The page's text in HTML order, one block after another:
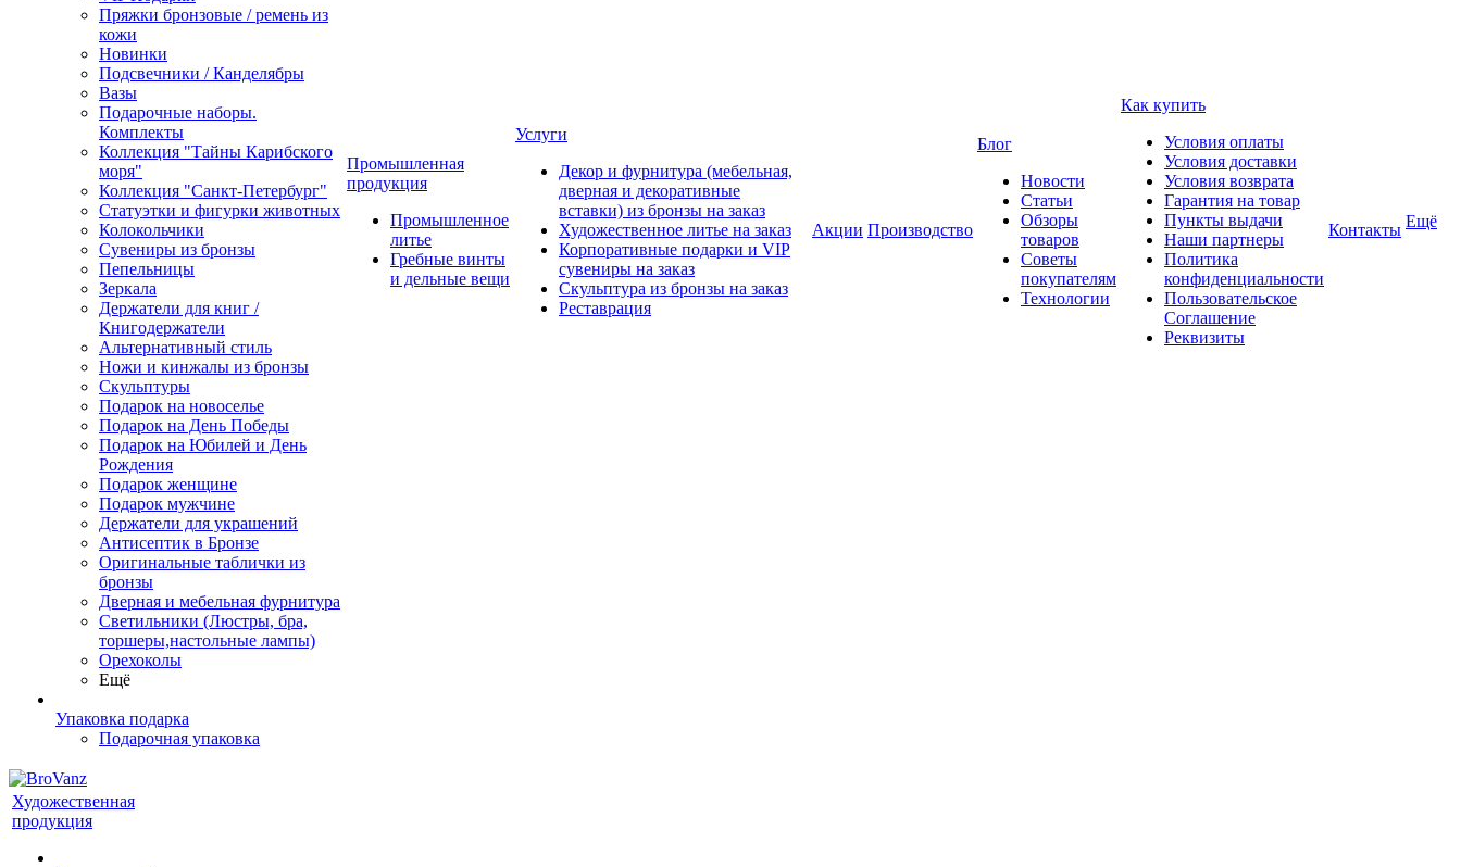
Пряжки бронзовые / ремень из
кожи
Новинки
Подсвечники / Канделябры
Вазы
Подарочные наборы.
Комплекты
Коллекция "Тайны Карибского
моря"
Коллекция "Санкт-Петербург"
Статуэтки и фигурки животных
Колокольчики
Сувениры из бронзы
Пепельницы
Зеркала
Держатели для книг /
Книгодержатели
Альтернативный стиль
Ножи и кинжалы из бронзы
Скульптуры
Подарок на новоселье
Подарок на День Победы
Подарок на Юбилей и День
Рождения
Подарок женщине
Подарок мужчине
Держатели для украшений
Антисептик в Бронзе
Оригинальные таблички из
бронзы
Дверная и мебельная фурнитура
Светильники (Люстры, бра,
торшеры,настольные лампы)
Орехоколы
Ещё
Упаковка подарка
Подарочная упаковка
Промышленная
продукция
Промышленное
литье
Гребные винты
и дельные вещи
Услуги
Декор и фурнитура (мебельная,
дверная и декоративные
вставки) из бронзы на заказ
Художественное литье на заказ
Корпоративные подарки и VIP
сувениры на заказ
Скульптура из бронзы на заказ
Реставрация
Акции Производство
Блог
Новости
Статьи
Обзоры
товаров
Советы
покупателям
Технологии
Как купить
Условия оплаты
Условия доставки
Условия возврата
Гарантия на товар
Пункты выдачи
Наши партнеры
Политика
конфиденциальности
Пользовательское
Соглашение
Реквизиты
Контакты Ещё
Художественная
продукция